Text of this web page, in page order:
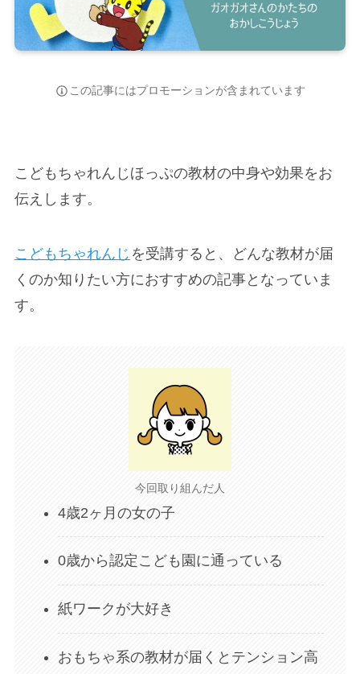
この記事にはプロモーションが含まれています
こどもちゃれんじほっぷの教材の中身や効果をお
伝えします。
こどもちゃれんじ を受講すると、どんな教材が届
くのか知りたい方におすすめの記事となっていま
す。
今回取り組んだ人
4歳2ヶ月の女の子
0歳から認定こども園に通っている
紙ワークが大好き
おもちゃ系の教材が届くとテンション高